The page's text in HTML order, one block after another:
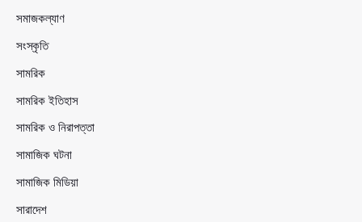
সমাজকল্যাণ
সংস্কৃতি
সামরিক
সামরিক ইতিহাস
সামরিক ও নিরাপত্তা
সামাজিক ঘটনা
সামাজিক মিডিয়া
সারাদেশ